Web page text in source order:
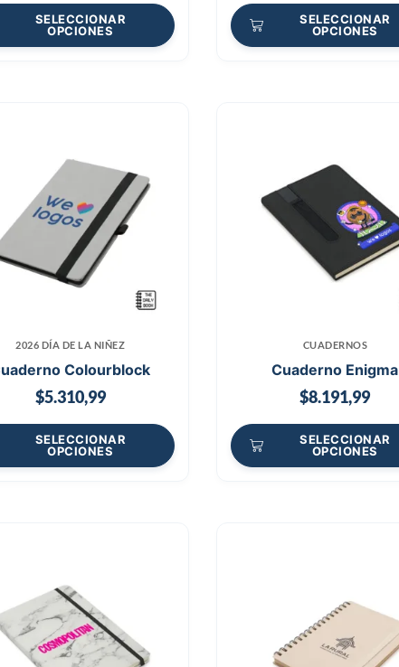
SELECCIONAR
OPCIONES
SELECCIONAR
OPCIONES
2026 DÍA DE LA NIÑEZ
Colourblock
$5.310,99
SELECCIONAR
OPCIONES
CUADERNOS
Cuaderno Enigma
$8.191,99
SELECCIONAR
OPCIONES